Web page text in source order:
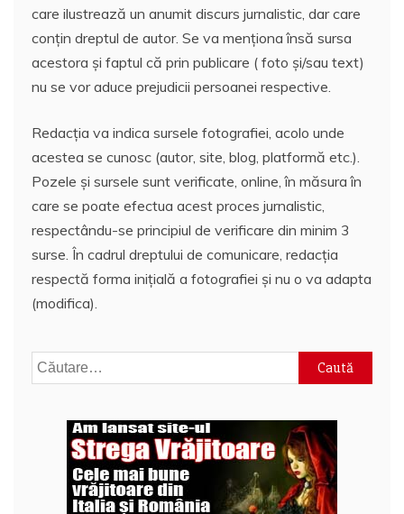
care ilustrează un anumit discurs jurnalistic, dar care
conțin dreptul de autor. Se va menționa însă sursa
acestora și faptul că prin publicare ( foto și/sau text)
nu se vor aduce prejudicii persoanei respective.
Redacția va indica sursele fotografiei, acolo unde
acestea se cunosc (autor, site, blog, platformă etc.).
Pozele și sursele sunt verificate, online, în măsura în
care se poate efectua acest proces jurnalistic,
respectându-se principiul de verificare din minim 3
surse. În cadrul dreptului de comunicare, redacția
respectă forma inițială a fotografiei și nu o va adapta
(modifica).
Caută
după: